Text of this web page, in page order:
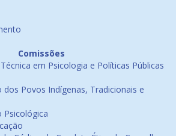
Comissões
em Psicologia e Políticas Públicas
dos Povos Indígenas, Tradicionais e
Psicológica